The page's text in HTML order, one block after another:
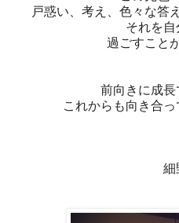
戸惑い、考え、色々な答
それを自
過ごすこと
前向きに成長
これからも向き合っ
細